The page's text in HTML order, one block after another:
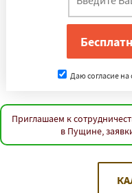
Даю согласие
Приглашаем к
в Пущине,